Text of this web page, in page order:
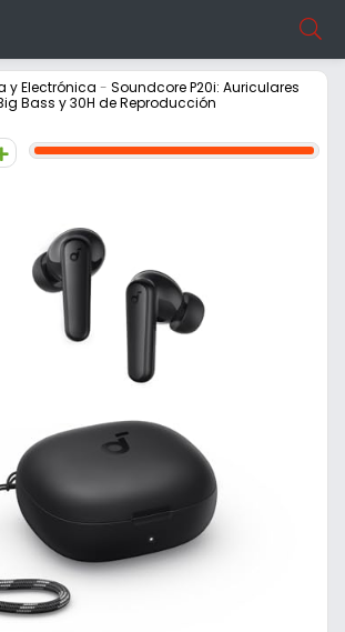
y Electrónica - Soundcore P20i: Auriculares
Bass y 30H de Reproducción